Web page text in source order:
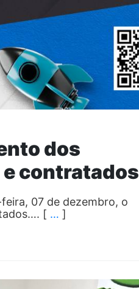
dos
contratados
07 de dezembro, o
[ … ]